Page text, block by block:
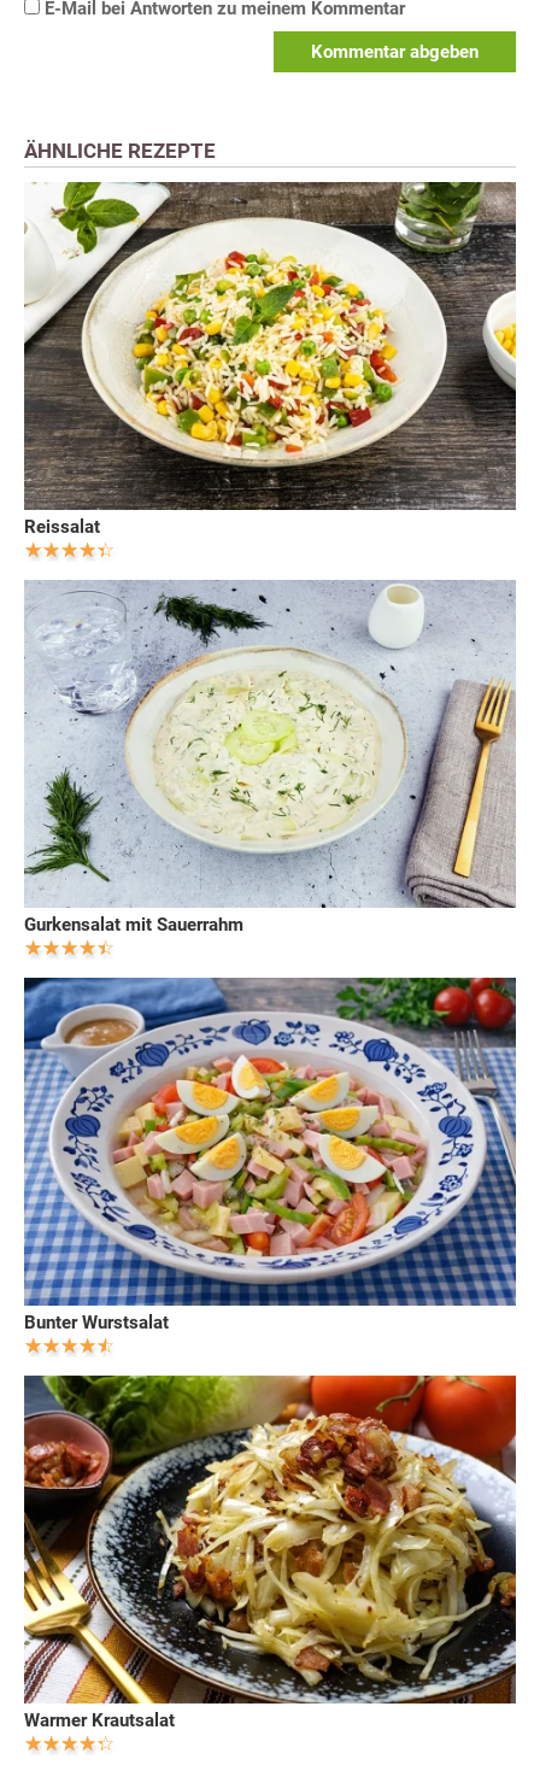
E-Mail bei Antworten zu meinem Kommentar
Kommentar abgeben
ÄHNLICHE REZEPTE
Reissalat
Gurkensalat mit Sauerrahm
Bunter Wurstsalat
Warmer Krautsalat